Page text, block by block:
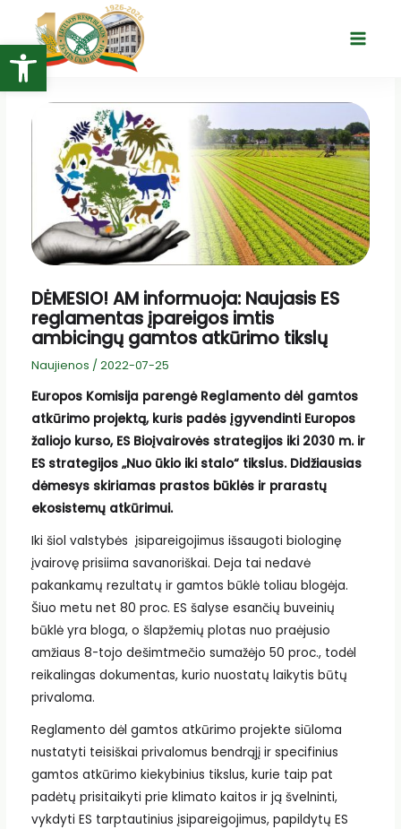
Open toolbar
turinio
Main
DĖMESIO! AM informuoja: Naujasis ES
reglamentas įpareigos imtis
ambicingų gamtos atkūrimo tikslų
Naujienos / 2022-07-25
Europos Komisija parengė Reglamento dėl gamtos
atkūrimo projektą, kuris padės įgyvendinti Europos
žaliojo kurso, ES Bioįvairovės strategijos iki 2030 m. ir
ES strategijos „Nuo ūkio iki stalo“ tikslus. Didžiausias
dėmesys skiriamas prastos būklės ir prarastų
ekosistemų atkūrimui.
Iki šiol valstybės įsipareigojimus išsaugoti biologinę
įvairovę prisiima savanoriškai. Deja tai nedavė
pakankamų rezultatų ir gamtos būklė toliau blogėja.
Šiuo metu net 80 proc. ES šalyse esančių buveinių
būklė yra bloga, o šlapžemių plotas nuo praėjusio
amžiaus 8-tojo dešimtmečio sumažėjo 50 proc., todėl
reikalingas dokumentas, kurio nuostatų laikytis būtų
privaloma.
Reglamento dėl gamtos atkūrimo projekte siūloma
nustatyti teisiškai privalomus bendrąjį ir specifinius
gamtos atkūrimo kiekybinius tikslus, kurie taip pat
padėtų prisitaikyti prie klimato kaitos ir ją švelninti,
vykdyti ES tarptautinius įsipareigojimus, papildytų ES